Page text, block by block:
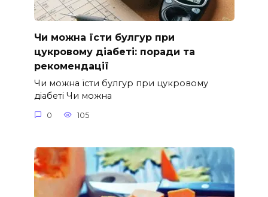
Чи можна їсти булгур при
цукровому діабеті: поради та
рекомендації
Чи можна їсти булгур при цукровому
діабеті Чи можна
0 105